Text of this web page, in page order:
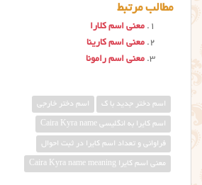
مطالب مرتبط
معنی اسم کلارا
معنی اسم کارینا
معنی اسم رامونا
اسم دختر جدید با ک اسم دختر خارجی
اسم کایرا به انگلیسی Caira Kyra name
فراوانی و تعداد اسم کایرا در ثبت احوال
معني اسم كايرا Caira Kyra name meaning